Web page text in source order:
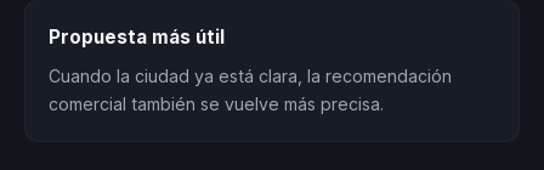
Propuesta más útil
Cuando la ciudad ya está clara, la recomendación
comercial también se vuelve más precisa.